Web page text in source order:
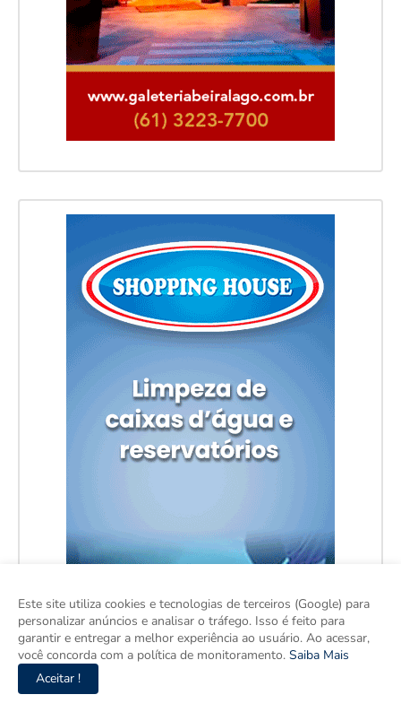
Este site utiliza cookies e tecnologias de terceiros (Google) para
personalizar anúncios e analisar o tráfego. Isso é feito para
garantir e entregar a melhor experiência ao usuário. Ao acessar,
você concorda com a política de monitoramento. Saiba Mais
Aceitar !